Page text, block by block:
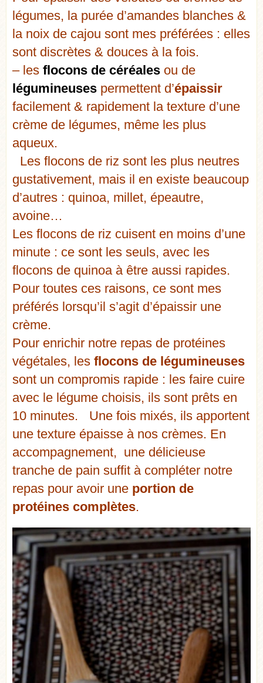
légumes, la purée d’amandes blanches &
la noix de cajou sont mes préférées : elles
sont discrètes & douces à la fois.
– les flocons de céréales ou de
légumineuses permettent d’épaissir
facilement & rapidement la texture d’une
crème de légumes, même les plus
aqueux.
Les flocons de riz sont les plus neutres
gustativement, mais il en existe beaucoup
d’autres : quinoa, millet, épeautre,
avoine…
Les flocons de riz cuisent en moins d’une
minute : ce sont les seuls, avec les
flocons de quinoa à être aussi rapides.
Pour toutes ces raisons, ce sont mes
préférés lorsqu’il s’agit d’épaissir une
crème.
Pour enrichir notre repas de protéines
végétales, les flocons de légumineuses
sont un compromis rapide : les faire cuire
avec le légume choisis, ils sont prêts en
10 minutes. Une fois mixés, ils apportent
une texture épaisse à nos crèmes. En
accompagnement, une délicieuse
tranche de pain suffit à compléter notre
repas pour avoir une portion de
protéines complètes.